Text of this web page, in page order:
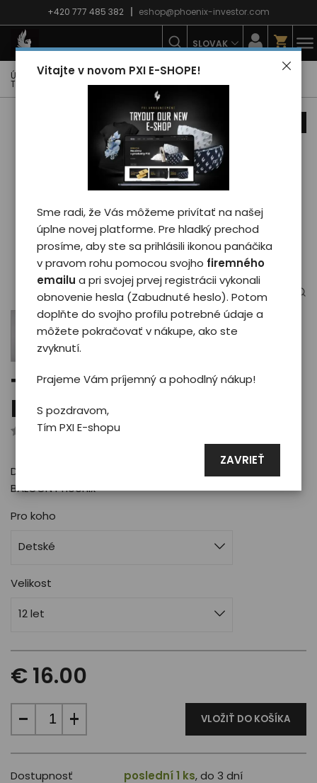
Vitajte v novom PXI E-SHOPE!
Sme radi, že Vás môžeme privítať na našej
úplne novej platforme. Pre hladký prechod
prosíme, aby ste sa prihlásili ikonou panáčika
v pravom rohu pomocou svojho firemného
emailu a pri svojej prvej registrácii vykonali
obnovenie hesla (Zabudnuté heslo). Potom
doplňte do svojho profilu potrebné údaje a
môžete pokračovať v nákupe, ako ste
zvyknutí.
Prajeme Vám príjemný a pohodlný nákup!
S pozdravom,
Tím PXI E-shopu
ZAVRIEŤ
+420 777 485 382 eshop@phoenix-investor.com
SLOVAK
Úvodná strana E-shop Móda Tričká
Detské tričká
Tričko Phoenix BALOON - kid/white 12 rokov
Tričko Phoenix BALOON -
kid/white 12 rokov
Hodnotilo 0 užívateľov
Detské bavlnené tričko v modrej farbe s motívom
BALOON Phoenix
Pro koho
Detské
Velikost
12 let
€ 16.00
VLOŽIŤ DO KOŠÍKA
Dostupnosť poslední 1 ks, do 3 dní